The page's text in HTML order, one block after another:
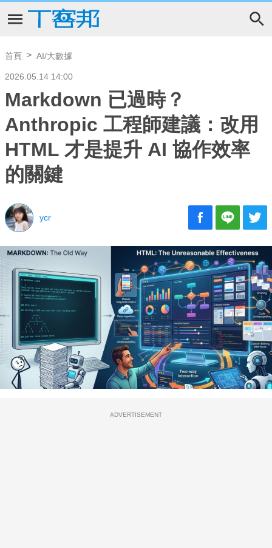
首頁 AI/大數據
2026.05.14 14:00
Markdown 已過時？
Anthropic 工程師建議：改用
HTML 才是提升 AI 協作效率
的關鍵
ycr
ADVERTISEMENT